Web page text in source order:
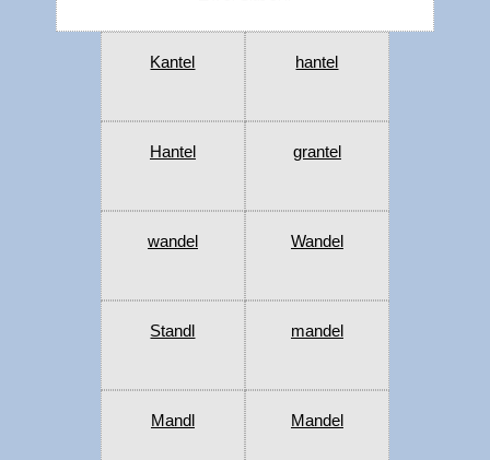
Kantel hantel
Hantel grantel
wandel Wandel
Standl mandel
Mandl Mandel